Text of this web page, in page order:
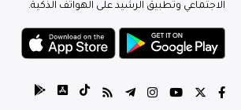
الاجتماعي وتطبيق الرشيد على الهواتف الذكية.